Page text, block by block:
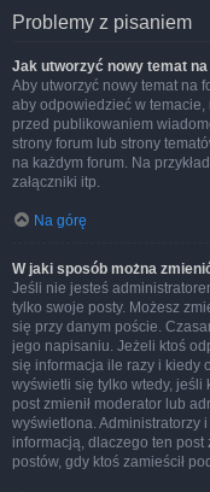
Problemy z pisaniem
Jak utworzyć nowy temat
Aby utworzyć nowy temat na
aby odpowiedzieć w temacie,
przed publikowaniem
strony forum lub strony
na każdym forum. Na
załączniki itp.
Na górę
W jaki sposób można
Jeśli nie jesteś
tylko swoje posty. Możesz
się przy danym poście.
jego napisaniu. Jeżeli ktoś
się informacja ile razy i kiedy
wyświetli się tylko wtedy, jeśli
post zmienił moderator lub
wyświetlona. Administratorzy
informacją, dlaczego ten
postów, gdy ktoś zamieścił